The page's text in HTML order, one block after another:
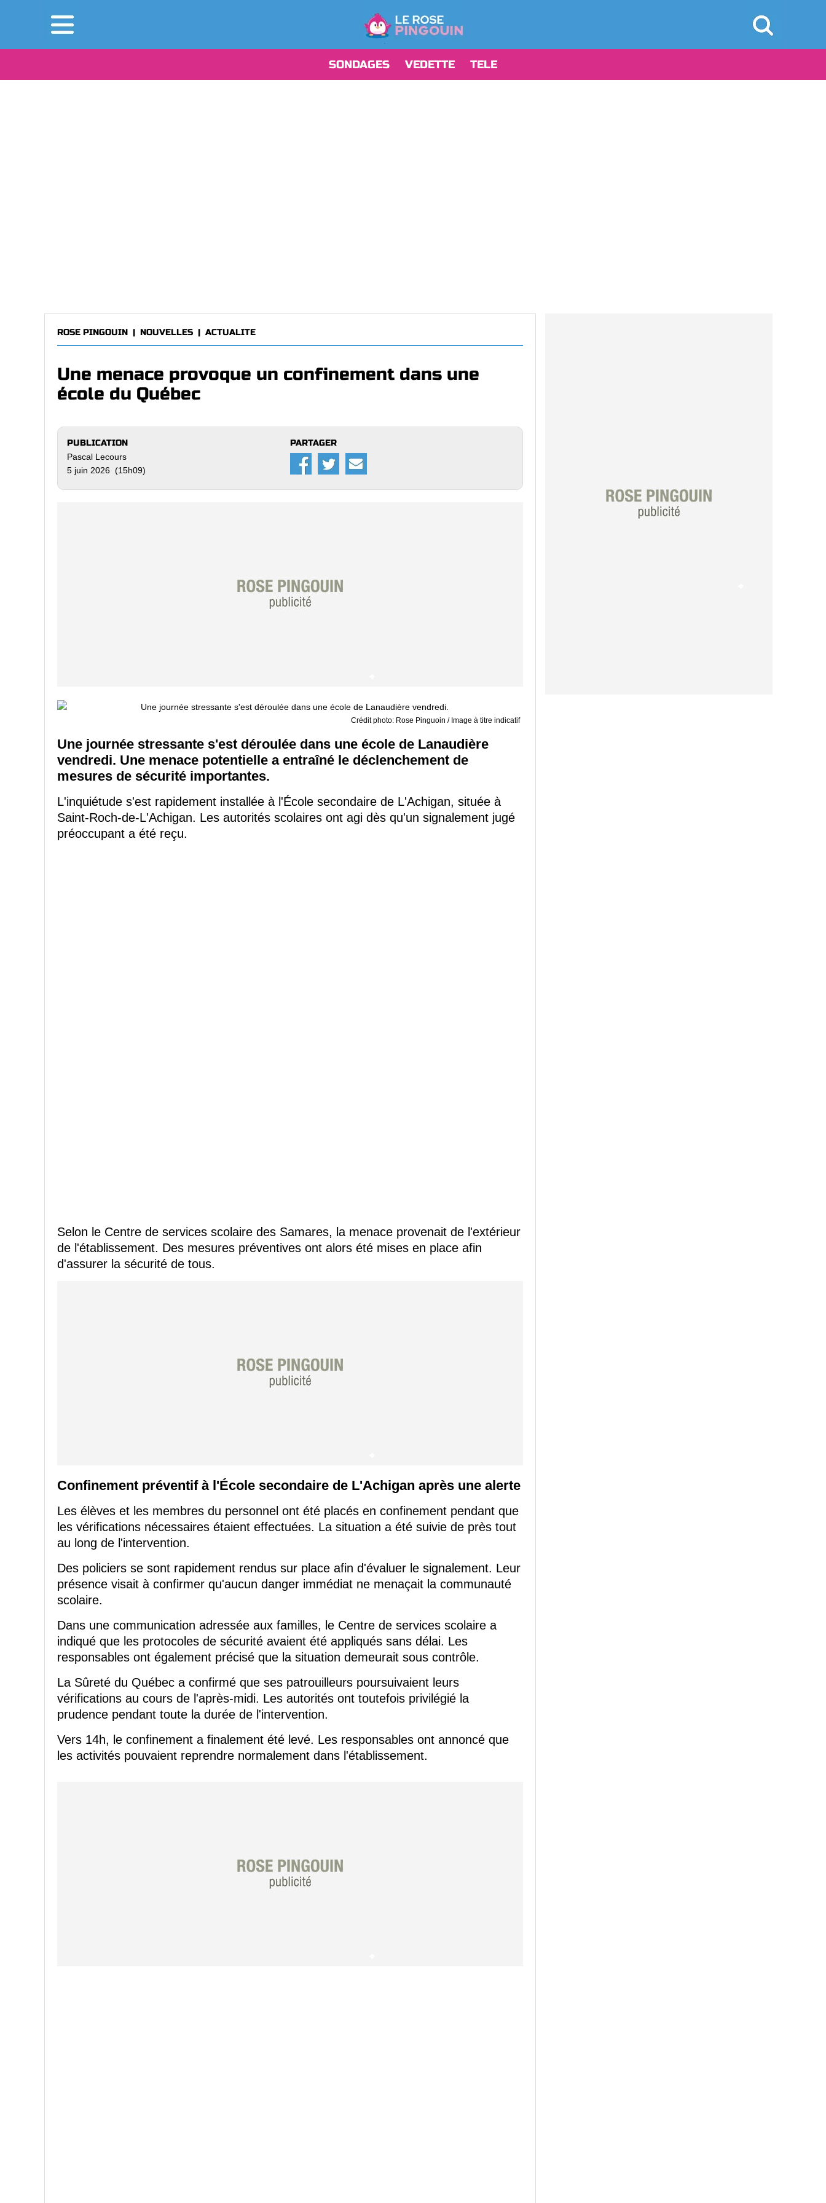
SONDAGES VEDETTE TELE
ROSE PINGOUIN | NOUVELLES | ACTUALITE
Une menace provoque un confinement dans une
école du Québec
PUBLICATION
Pascal Lecours
5 juin 2026 (15h09)
PARTAGER
Crédit photo: Rose Pinguoin / Image à titre indicatif
Une journée stressante s'est déroulée dans une école de Lanaudière
vendredi. Une menace potentielle a entraîné le déclenchement de
mesures de sécurité importantes.
L'inquiétude s'est rapidement installée à l'École secondaire de L'Achigan, située à
Saint-Roch-de-L'Achigan. Les autorités scolaires ont agi dès qu'un signalement jugé
préoccupant a été reçu.
Selon le Centre de services scolaire des Samares, la menace provenait de l'extérieur
de l'établissement. Des mesures préventives ont alors été mises en place afin
d'assurer la sécurité de tous.
Confinement préventif à l'École secondaire de L'Achigan après une alerte
Les élèves et les membres du personnel ont été placés en confinement pendant que
les vérifications nécessaires étaient effectuées. La situation a été suivie de près tout
au long de l'intervention.
Des policiers se sont rapidement rendus sur place afin d'évaluer le signalement. Leur
présence visait à confirmer qu'aucun danger immédiat ne menaçait la communauté
scolaire.
Dans une communication adressée aux familles, le Centre de services scolaire a
indiqué que les protocoles de sécurité avaient été appliqués sans délai. Les
responsables ont également précisé que la situation demeurait sous contrôle.
La Sûreté du Québec a confirmé que ses patrouilleurs poursuivaient leurs
vérifications au cours de l'après-midi. Les autorités ont toutefois privilégié la
prudence pendant toute la durée de l'intervention.
Vers 14h, le confinement a finalement été levé. Les responsables ont annoncé que
les activités pouvaient reprendre normalement dans l'établissement.